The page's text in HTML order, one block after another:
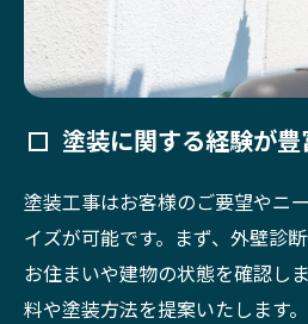
塗装に関する経験が
塗装工事はお客様のご要望やニ
イズが可能です。まず、外壁診
お住まいや建物の状態を確認し
料や塗装方法を提案いたします